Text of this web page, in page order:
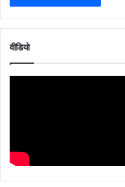
वीडियो